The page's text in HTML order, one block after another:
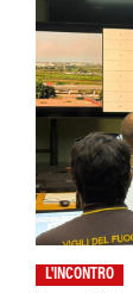
L'INCONTRO